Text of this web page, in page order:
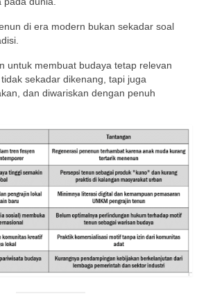
di era modern bukan sekadar soal
untuk membuat budaya tetap relevan
sekadar dikenang, tapi juga
dan diwariskan dengan penuh